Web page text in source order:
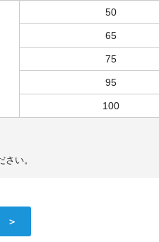
50
65
75
95
100
い。
＞